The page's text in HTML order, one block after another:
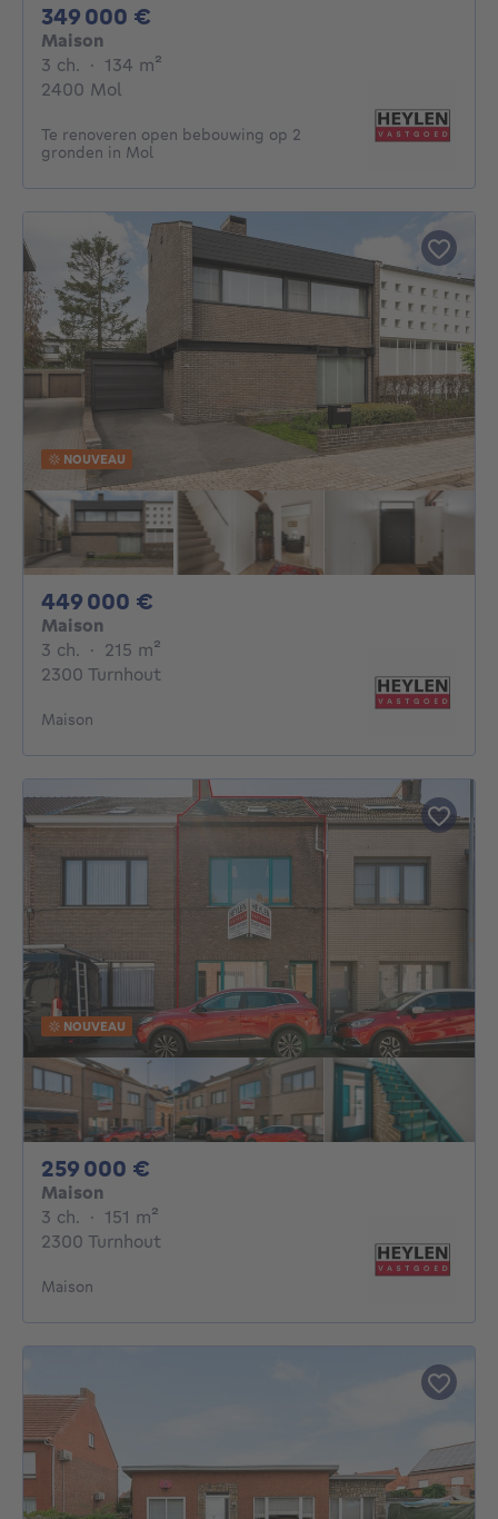
349 000 €
Maison
3 ch. 3 chambres
· 134 m²
2400 Mol
Te renoveren open bebouwing op 2
gronden in Mol
NOUVEAU
449 000 €
Maison
3 ch. 3 chambres
· 215 m²
2300 Turnhout
Maison
NOUVEAU
259 000 €
Maison
3 ch. 3 chambres
· 151 m²
2300 Turnhout
Maison